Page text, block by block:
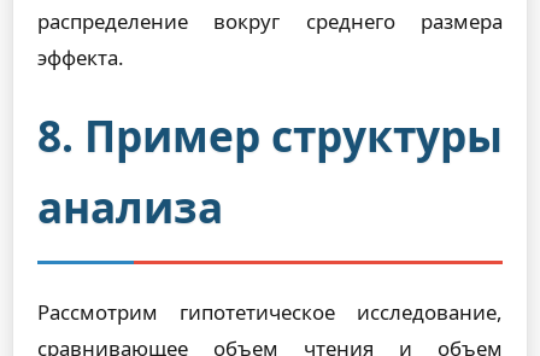
распределение вокруг среднего размера
эффекта.
8. Пример структуры
анализа
Рассмотрим гипотетическое исследование,
сравнивающее объем чтения и объем